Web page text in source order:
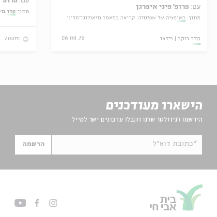
עם: פרופ' פיני איפרגן
מתוך: האופציה של שפינוזה: קריאה במאמר תיאולוגי־מדיני
סדר בוקר וידאו 06.08.26
מתוך:סדר
zoom
הישארו מעודכנים
הירשמו לניוזלטר שלנו וקבלו עדכונים ישר למייל
*כתובת דוא"ל הרשמה